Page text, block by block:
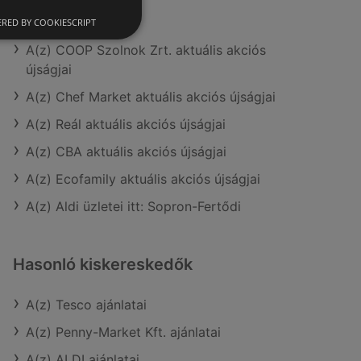
A(z) Spar ajánlatai
A(z) COOP Szolnok Zrt. aktuális akciós
újságjai
A(z) Chef Market aktuális akciós újságjai
A(z) Reál aktuális akciós újságjai
A(z) CBA aktuális akciós újságjai
A(z) Ecofamily aktuális akciós újságjai
A(z) Aldi üzletei itt: Sopron-Fertődi
Hasonló kiskereskedők
A(z) Tesco ajánlatai
A(z) Penny-Market Kft. ajánlatai
BY COOKIESCRIPT